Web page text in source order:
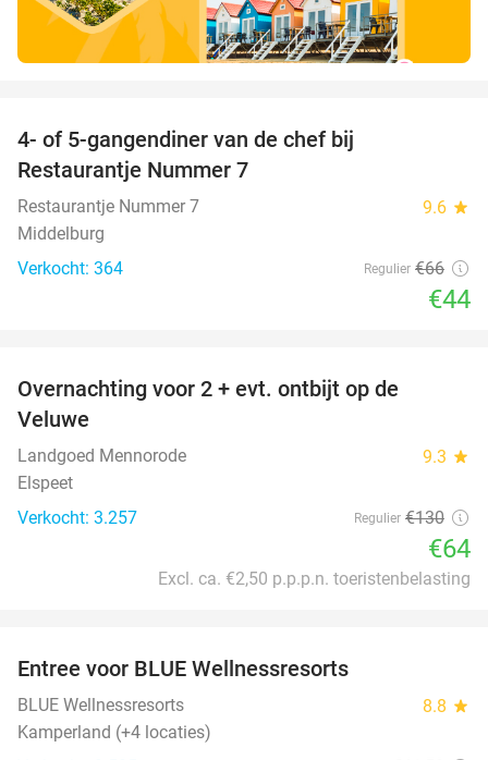
4- of 5-gangendiner van de chef bij
Restaurantje Nummer 7
Restaurantje Nummer 7 9.6 star
Middelburg
Verkocht: 364
Regulier €66
€44
Overnachting voor 2 + evt. ontbijt op de
Veluwe
Landgoed Mennorode 9.3 star
Elspeet
Verkocht: 3.257
Regulier €130
€64
Excl. ca. €2,50 p.p.p.n. toeristenbelasting
Entree voor BLUE Wellnessresorts
BLUE Wellnessresorts 8.8 star
Kamperland (+4 locaties)